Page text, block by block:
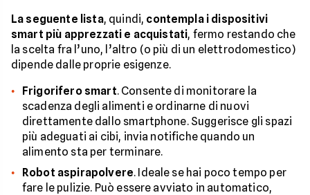
La seguente lista, quindi, contempla i dispositivi
smart più apprezzati e acquistati, fermo restando che
la scelta fra l’uno, l’altro (o più di un elettrodomestico)
dipende dalle proprie esigenze.
Frigorifero smart. Consente di monitorare la
scadenza degli alimenti e ordinarne di nuovi
direttamente dallo smartphone. Suggerisce gli spazi
più adeguati ai cibi, invia notifiche quando un
alimento sta per terminare.
Robot aspirapolvere. Ideale se hai poco tempo per
fare le pulizie. Può essere avviato in automatico,